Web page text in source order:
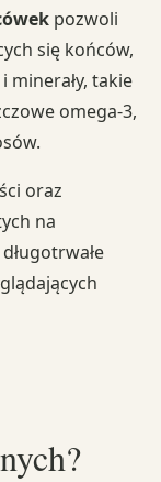
pozwoli
się końców,
minerały, takie
omega-3,
oraz
na